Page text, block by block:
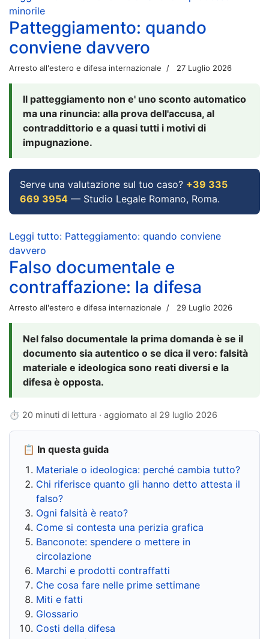
minorile
Patteggiamento: quando
conviene davvero
Arresto all'estero e difesa internazionale 27 Luglio 2026
Il patteggiamento non e' uno sconto automatico
ma una rinuncia: alla prova dell'accusa, al
contraddittorio e a quasi tutti i motivi di
impugnazione.
Serve una valutazione sul tuo caso? +39 335
669 3954 — Studio Legale Romano, Roma.
Leggi tutto: Patteggiamento: quando conviene
davvero
Falso documentale e
contraffazione: la difesa
Arresto all'estero e difesa internazionale 29 Luglio 2026
Nel falso documentale la prima domanda è se il
documento sia autentico o se dica il vero: falsità
materiale e ideologica sono reati diversi e la
difesa è opposta.
⏱ 20 minuti di lettura · aggiornato al 29 luglio 2026
📋 In questa guida
Materiale o ideologica: perché cambia tutto?
Chi riferisce quanto gli hanno detto attesta il
falso?
Ogni falsità è reato?
Come si contesta una perizia grafica
Banconote: spendere o mettere in
circolazione
Marchi e prodotti contraffatti
Che cosa fare nelle prime settimane
Miti e fatti
Glossario
Costi della difesa